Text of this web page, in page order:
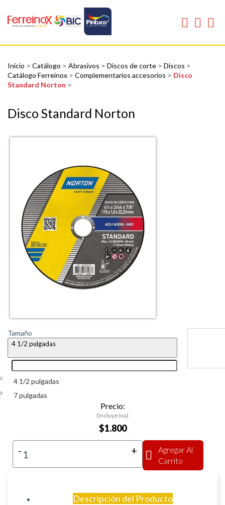
Inicio > Catálogo > Abrasivos > Discos de corte > Discos >
Catálogo Ferreinox > Complementarios accesorios > Disco
Standard Norton >
Disco Standard Norton
Tamaño
4 1/2 pulgadas
4 1/2 pulgadas
7 pulgadas
Precio:
(Incluye Iva)
$1.800
- +
Agregar Al
Carrito
Descripción del Producto